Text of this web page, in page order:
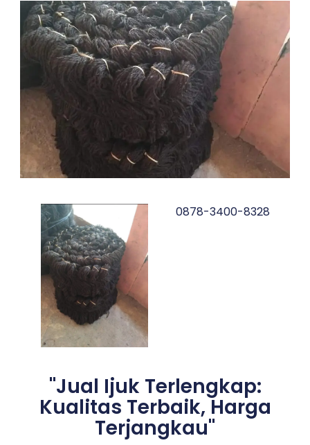
0878-3400-8328
"Jual Ijuk Terlengkap:
Kualitas Terbaik, Harga
Terjangkau"